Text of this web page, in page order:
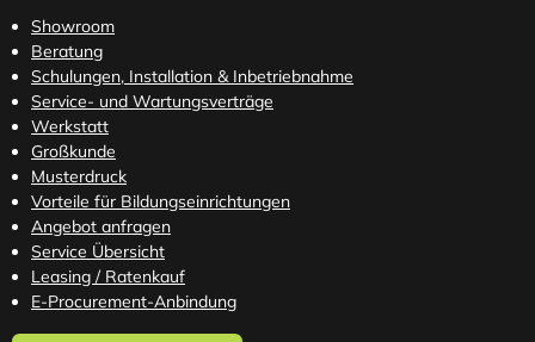
Showroom
Beratung
Schulungen, Installation & Inbetriebnahme
Service- und Wartungsverträge
Werkstatt
Großkunde
Musterdruck
Vorteile für Bildungseinrichtungen
Angebot anfragen
Service Übersicht
Leasing / Ratenkauf
E-Procurement-Anbindung